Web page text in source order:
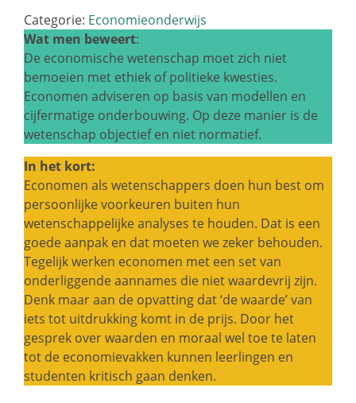
Categorie: Economieonderwijs
Wat men beweert:
De economische wetenschap moet zich niet
bemoeien met ethiek of politieke kwesties.
Economen adviseren op basis van modellen en
cijfermatige onderbouwing. Op deze manier is de
wetenschap objectief en niet normatief.
In het kort:
Economen als wetenschappers doen hun best om
persoonlijke voorkeuren buiten hun
wetenschappelijke analyses te houden. Dat is een
goede aanpak en dat moeten we zeker behouden.
Tegelijk werken economen met een set van
onderliggende aannames die niet waardevrij zijn.
Denk maar aan de opvatting dat ‘de waarde’ van
iets tot uitdrukking komt in de prijs. Door het
gesprek over waarden en moraal wel toe te laten
tot de economievakken kunnen leerlingen en
studenten kritisch gaan denken.